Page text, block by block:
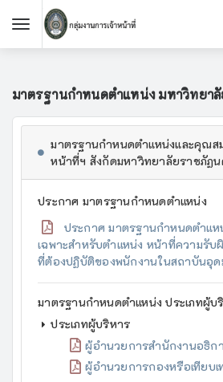
มาตรฐานกำหนดตำแหน่ง มหาวิทยา
มาตรฐานกำหนดตำแหน่งและคุณส
หน้าที่ฯ สังกัดมหาวิทยาลัยราชภัฏ
ประกาศ มาตรฐานกำหนดตำแหน่ง
ประกาศ มาตรฐานกำหนดตำแ
เฉพาะสำหรับตำแหน่ง หน้าที่ความรั
ที่ต้องปฏิบัติของพนักงานในสถาบันอุ
มาตรฐานกำหนดตำแหน่ง ประเภทผู้บ
ประเภทผู้บริหาร
ผู้อำนวยการสำนักงานอธิก
ผู้อำนวยการกองหรือเทียบเ